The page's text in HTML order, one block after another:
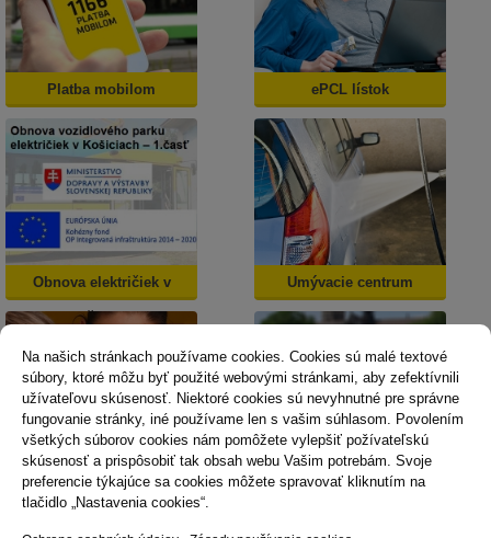
Na našich stránkach používame cookies. Cookies sú malé textové
súbory, ktoré môžu byť použité webovými stránkami, aby zefektívnili
užívateľovu skúsenosť. Niektoré cookies sú nevyhnutné pre správne
fungovanie stránky, iné používame len s vašim súhlasom. Povolením
všetkých súborov cookies nám pomôžete vylepšiť požívateľskú
skúsenosť a prispôsobiť tak obsah webu Vašim potrebám. Svoje
preferencie týkajúce sa cookies môžete spravovať kliknutím na
tlačidlo „Nastavenia cookies“.
Platba mobilom ePCL lístok
Obnova električiek v
Košiciach
Umývacie centrum
Dopravná psychológia Mestská karta